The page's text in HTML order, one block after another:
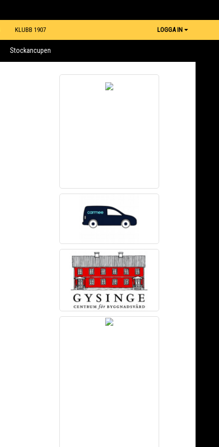
KLUBB 1907 LOGGA IN
Stockancupen